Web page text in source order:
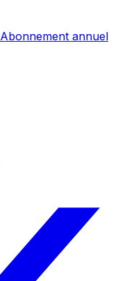
Abonnement annuel